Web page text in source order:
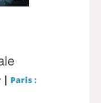
| Paris :